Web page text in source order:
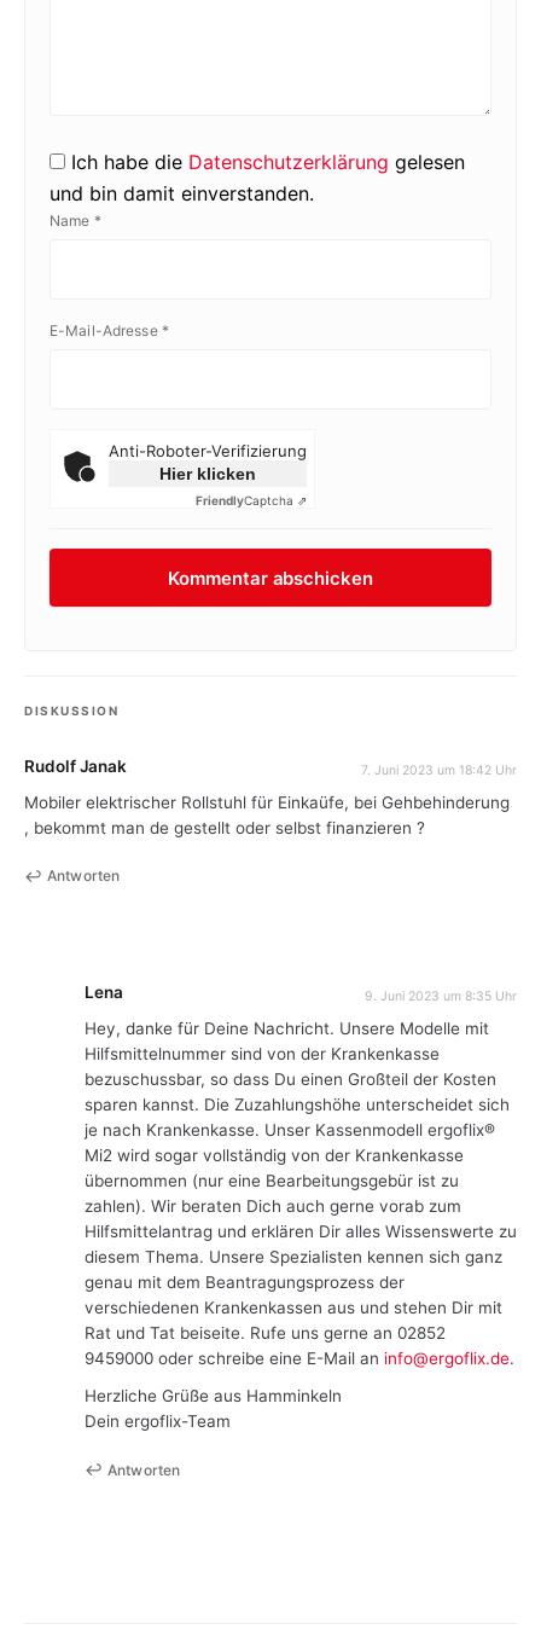
Ich habe die Datenschutzerklärung gelesen
und bin damit einverstanden.
Name *
E-Mail-Adresse *
Anti-Roboter-Verifizierung
Hier klicken
FriendlyCaptcha ⇗
DISKUSSION
Rudolf Janak 7. Juni 2023 um 18:42 Uhr
Mobiler elektrischer Rollstuhl für Einkaüfe, bei Gehbehinderung
, bekommt man de gestellt oder selbst finanzieren ?
Antworten
Lena 9. Juni 2023 um 8:35 Uhr
Hey, danke für Deine Nachricht. Unsere Modelle mit
Hilfsmittelnummer sind von der Krankenkasse
bezuschussbar, so dass Du einen Großteil der Kosten
sparen kannst. Die Zuzahlungshöhe unterscheidet sich
je nach Krankenkasse. Unser Kassenmodell ergoflix®
Mi2 wird sogar vollständig von der Krankenkasse
übernommen (nur eine Bearbeitungsgebür ist zu
zahlen). Wir beraten Dich auch gerne vorab zum
Hilfsmittelantrag und erklären Dir alles Wissenswerte zu
diesem Thema. Unsere Spezialisten kennen sich ganz
genau mit dem Beantragungsprozess der
verschiedenen Krankenkassen aus und stehen Dir mit
Rat und Tat beiseite. Rufe uns gerne an 02852
9459000 oder schreibe eine E-Mail an info@ergoflix.de.
Herzliche Grüße aus Hamminkeln
Dein ergoflix-Team
Antworten